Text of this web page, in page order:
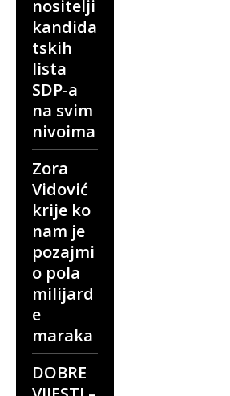
nositelji
kandida
tskih
lista
SDP-a
na svim
nivoima
Zora
Vidović
krije ko
nam je
pozajmi
o pola
milijard
e
maraka
DOBRE